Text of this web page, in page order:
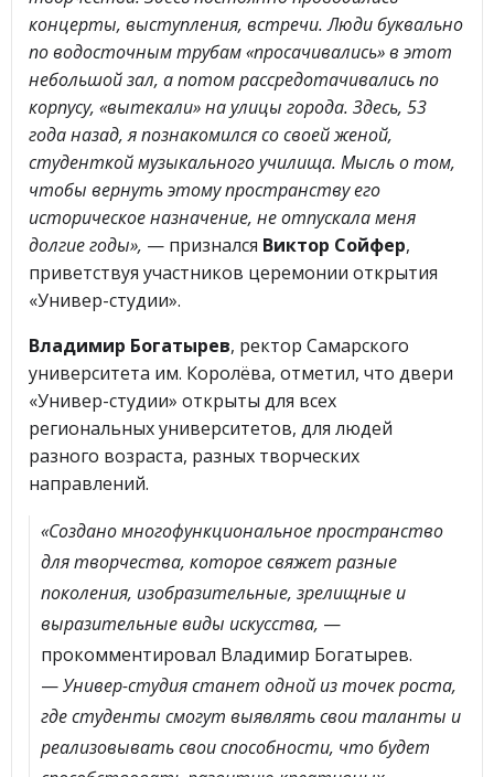
концерты, выступления, встречи. Люди буквально
по водосточным трубам «просачивались» в этот
небольшой зал, а потом рассредотачивались по
корпусу, «вытекали» на улицы города. Здесь, 53
года назад, я познакомился со своей женой,
студенткой музыкального училища. Мысль о том,
чтобы вернуть этому пространству его
историческое назначение, не отпускала меня
долгие годы», — признался Виктор Сойфер,
приветствуя участников церемонии открытия
«Универ-студии».
Владимир Богатырев, ректор Самарского
университета им. Королёва, отметил, что двери
«Универ-студии» открыты для всех
региональных университетов, для людей
разного возраста, разных творческих
направлений.
«Создано многофункциональное пространство
для творчества, которое свяжет разные
поколения, изобразительные, зрелищные и
выразительные виды искусства, —
прокомментировал Владимир Богатырев.
—Универ-студия станет одной из точек роста,
где студенты смогут выявлять свои таланты и
реализовывать свои способности, что будет